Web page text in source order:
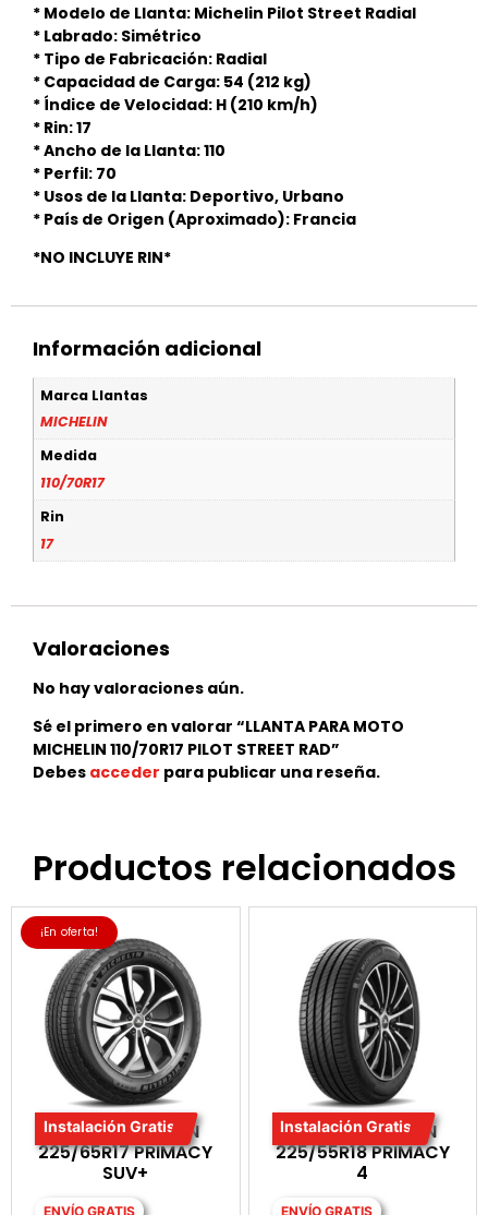
* Modelo de Llanta: Michelin Pilot Street Radial
* Labrado: Simétrico
* Tipo de Fabricación: Radial
* Capacidad de Carga: 54 (212 kg)
* Índice de Velocidad: H (210 km/h)
* Rin: 17
* Ancho de la Llanta: 110
* Perfil: 70
* Usos de la Llanta: Deportivo, Urbano
* País de Origen (Aproximado): Francia
*NO INCLUYE RIN*
Información adicional
Marca Llantas
MICHELIN
Medida
110/70R17
Rin
17
Valoraciones
No hay valoraciones aún.
Sé el primero en valorar “LLANTA PARA MOTO
MICHELIN 110/70R17 PILOT STREET RAD”
Debes acceder para publicar una reseña.
Productos relacionados
¡En oferta!
Instalación Gratis
LLANTA MICHELIN
225/65R17 PRIMACY
SUV+
ENVÍO GRATIS
Instalación Gratis
LLANTA MICHELIN
225/55R18 PRIMACY
4
ENVÍO GRATIS